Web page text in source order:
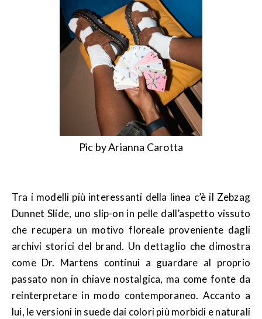
Pic by Arianna Carotta
Tra i modelli più interessanti della linea c’è il Zebzag
Dunnet Slide, uno slip-on in pelle dall’aspetto vissuto
che recupera un motivo floreale proveniente dagli
archivi storici del brand. Un dettaglio che dimostra
come Dr. Martens continui a guardare al proprio
passato non in chiave nostalgica, ma come fonte da
reinterpretare in modo contemporaneo. Accanto a
lui, le versioni in suede dai colori più morbidi e naturali